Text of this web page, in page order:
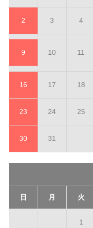
2 3 4
9 10 11
16 17 18
23 24 25
30 31
日 月 火
1